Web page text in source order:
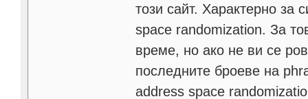
този сайт. Характерно за
space randomization. За
време, но ако не ви се
последните броеве на
address space